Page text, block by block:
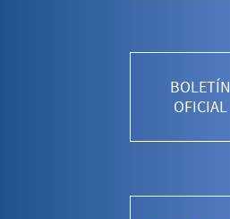
BOLETÍN
OFICIAL